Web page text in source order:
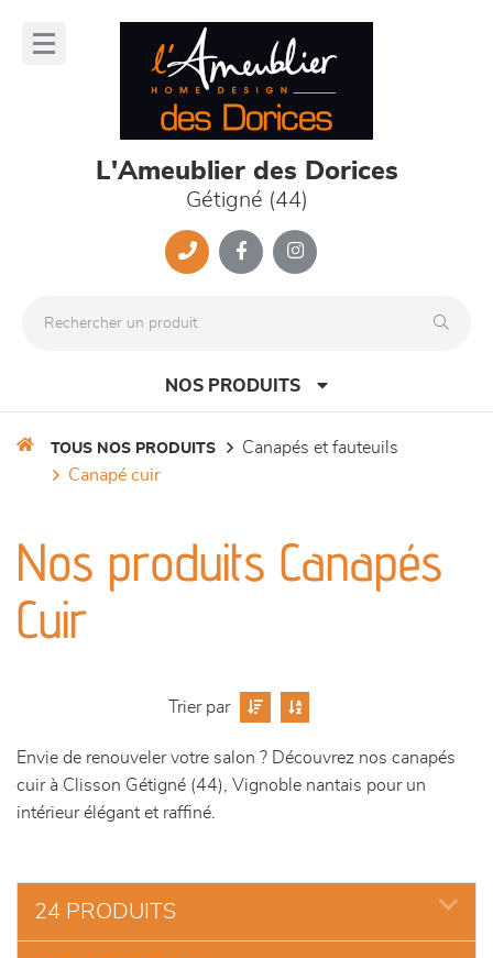
L'Ameublier des Dorices
Gétigné (44)
NOS PRODUITS
séjours
meubles de complément
outdoor
TOUS NOS PRODUITS
canapés et fauteuils
canapé cuir
Nos produits Canapés
Cuir
Trier par
Envie de renouveler votre salon ? Découvrez nos canapés
cuir à Clisson Gétigné (44), Vignoble nantais pour un
intérieur élégant et raffiné.
24 PRODUITS